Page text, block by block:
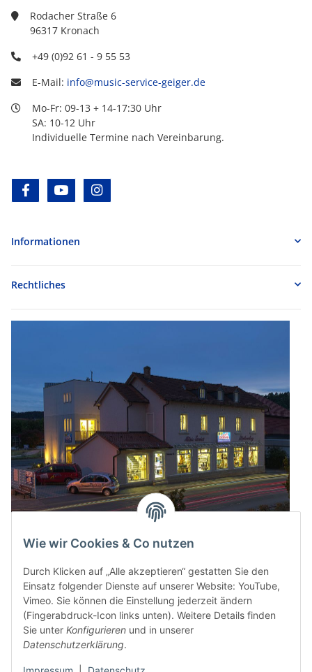
Wie wir Cookies & Co nutzen
Durch Klicken auf „Alle akzeptieren“ gestatten Sie den
Einsatz folgender Dienste auf unserer Website: YouTube,
Vimeo. Sie können die Einstellung jederzeit ändern
(Fingerabdruck-Icon links unten). Weitere Details finden
Sie unter Konfigurieren und in unserer
Datenschutzerklärung.
Rodacher Straße 6
96317 Kronach
+49 (0)92 61 - 9 55 53
E-Mail: info@music-service-geiger.de
Mo-Fr: 09-13 + 14-17:30 Uhr
SA: 10-12 Uhr
Individuelle Termine nach Vereinbarung.
facebookyoutube
Informationen
Rechtliches